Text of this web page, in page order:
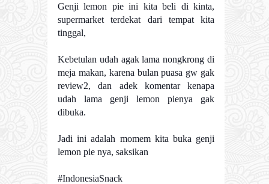
Genji lemon pie ini kita beli di kinta,
supermarket terdekat dari tempat kita
tinggal,
Kebetulan udah agak lama nongkrong di
meja makan, karena bulan puasa gw gak
review2, dan adek komentar kenapa
udah lama genji lemon pienya gak
dibuka.
Jadi ini adalah momem kita buka genji
lemon pie nya, saksikan
#IndonesiaSnack